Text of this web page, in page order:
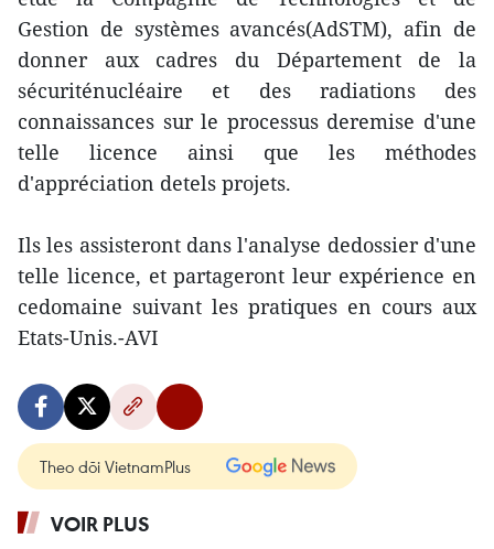
Gestion de systèmes avancés(AdSTM), afin de
donner aux cadres du Département de la
sécuriténucléaire et des radiations des
connaissances sur le processus deremise d'une
telle licence ainsi que les méthodes
d'appréciation detels projets.
Ils les assisteront dans l'analyse dedossier d'une
telle licence, et partageront leur expérience en
cedomaine suivant les pratiques en cours aux
Etats-Unis.-AVI
Theo dõi VietnamPlus
VOIR PLUS